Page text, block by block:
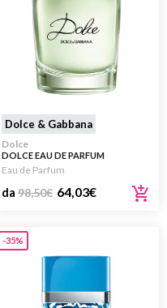
Dolce & Gabbana
Dolce
DOLCE EAU DE PARFUM
Eau de Parfum
da 98,50€ 64,03€
-35%